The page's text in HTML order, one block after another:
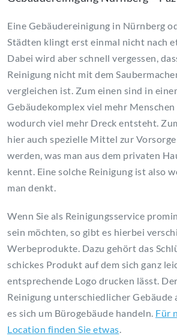
Eine Gebäudereinigung in Nürnberg
Städten klingt erst einmal nicht nach
Dabei wird aber schnell vergessen,
Reinigung nicht mit dem
vergleichen ist. Zum einen sind in
Gebäudekomplex viel mehr
wodurch viel mehr Dreck entsteht.
hier auch spezielle Mittel zur
werden, was man aus dem privaten
kennt. Eine solche Reinigung ist also
man denkt.
Wenn Sie als Reinigungsservice
sein möchten, so gibt es hierbei
Werbeprodukte. Dazu gehört das
schickes Produkt auf dem sich ganz
entsprechende Logo drucken lässt.
Reinigung unterschiedlicher Gebäude
es sich um Bürogebäude handeln. Für
Location finden Sie etwas.